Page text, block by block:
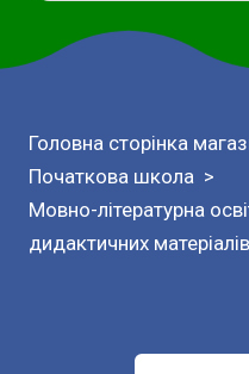
Головна сторінка
Початкова школа
Мовно-літературна
дидактичних